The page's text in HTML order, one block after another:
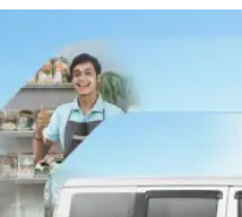
karakter tangguh